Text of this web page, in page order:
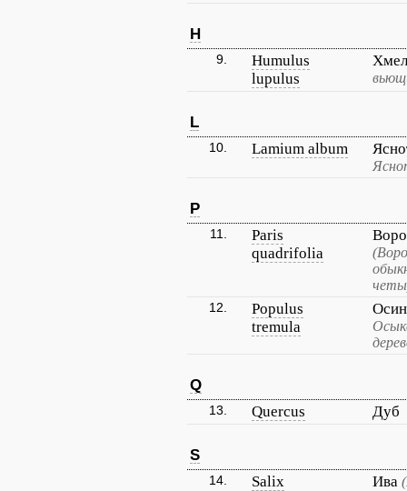
H
9.
Humulus
lupulus
L
10. Lamium album
P
11.
Paris
quadrifolia
12.
Populus
tremula
Q
13. Quercus Дуб
S
14. Salix Ива